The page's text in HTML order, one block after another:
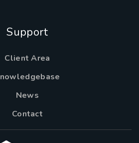
Support
Client Area
News
Contact